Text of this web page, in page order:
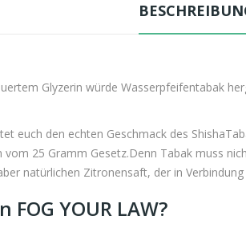
Glyzerin würde Wasserpfeifentabak
euch den echten Geschmack des
25 Gramm Gesetz.Denn Tabak muss
natürlichen Zitronensaft, der in
YOUR LAW?